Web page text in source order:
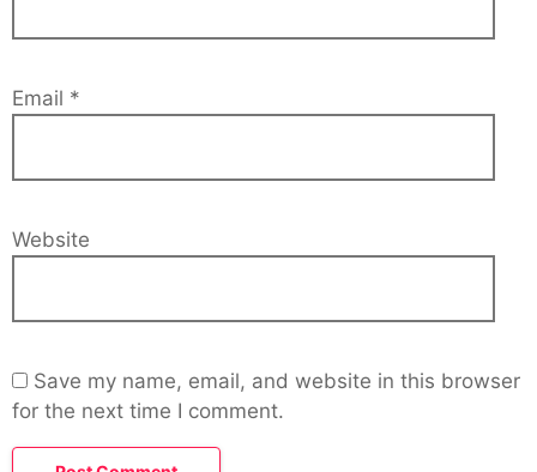
Email *
Website
Save my name, email, and website in this browser
for the next time I comment.